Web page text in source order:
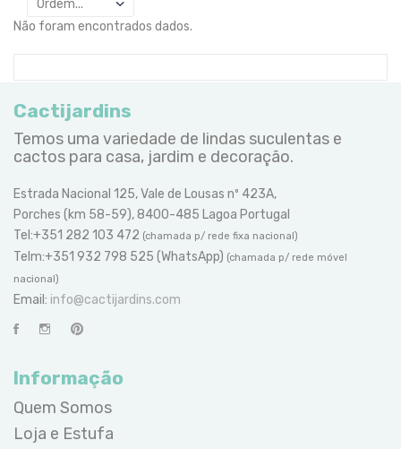
Não foram encontrados dados.
Cactijardins
Temos uma variedade de lindas suculentas e
cactos para casa, jardim e decoração.
Estrada Nacional 125, Vale de Lousas nº 423A,
Porches (km 58-59), 8400-485 Lagoa Portugal
Tel:+351 282 103 472 (chamada p/ rede fixa nacional)
Telm:+351 932 798 525 (WhatsApp) (chamada p/ rede móvel
nacional)
Email: info@cactijardins.com
Informação
Quem Somos
Loja e Estufa